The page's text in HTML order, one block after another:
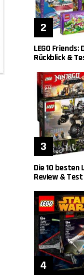
LEGO
Rückblick &
Die 10 besten
Review & Test